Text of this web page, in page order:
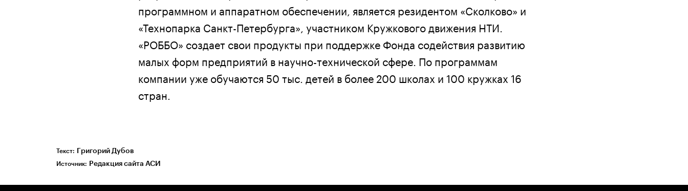
программном и аппаратном обеспечении, является резидентом «Сколково» и
«Технопарка Санкт-Петербурга», участником Кружкового движения НТИ.
«РОББО» создает свои продукты при поддержке Фонда содействия развитию
малых форм предприятий в научно-технической сфере. По программам
компании уже обучаются 50 тыс. детей в более 200 школах и 100 кружках 16
стран.
Текст: Григорий Дубов
Источник: Редакция сайта АСИ